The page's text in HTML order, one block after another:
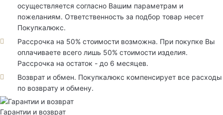
осуществляется согласно Вашим параметрам и
пожеланиям. Ответственность за подбор товар несет
Покупкалюкс.
Рассрочка на 50% стоимости возможна. При покупке Вы
оплачиваете всего лишь 50% стоимости изделия.
Рассрочка на остаток - до 6 месяцев.
Возврат и обмен. Покупкалюкс компенсирует все расходы
по возврату и обмену.
Гарантии и возврат